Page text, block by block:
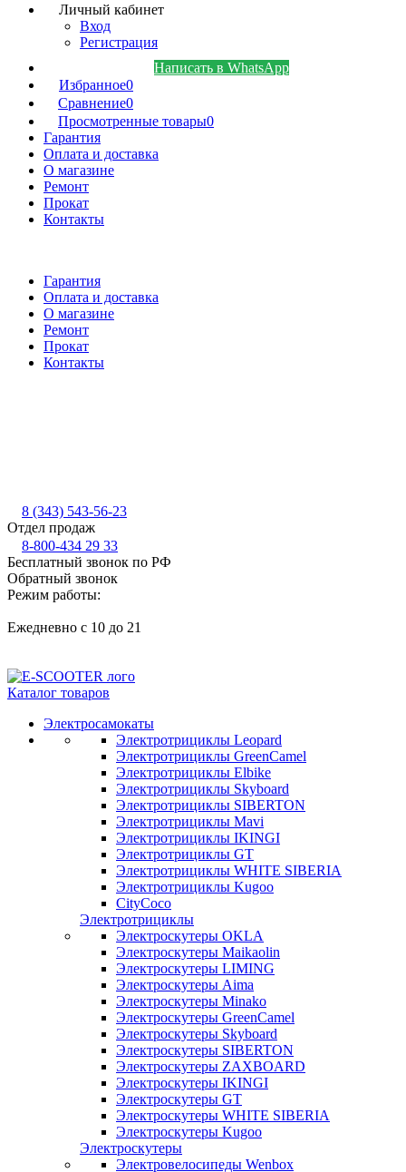
Личный кабинет
Вход
Регистрация
Написать в WhatsApp
Избранное0
Сравнение0
Просмотренные товары0
Гарантия
Оплата и доставка
О магазине
Ремонт
Прокат
Контакты
Гарантия
Оплата и доставка
О магазине
Ремонт
Прокат
Контакты
8 (343) 543-56-23
Отдел продаж
8-800-434 29 33
Бесплатный звонок по РФ
Обратный звонок
Режим работы:
Ежедневно с 10 до 21
Каталог товаров
Электросамокаты
Электротрициклы Leopard
Электротрициклы GreenCamel
Электротрициклы Elbike
Электротрициклы Skyboard
Электротрициклы SIBERTON
Электротрициклы Mavi
Электротрициклы IKINGI
Электротрициклы GT
Электротрициклы WHITE SIBERIA
Электротрициклы Kugoo
CityCoco
Электротрициклы
Электроскутеры OKLA
Электроскутеры Maikaolin
Электроскутеры LIMING
Электроскутеры Aima
Электроскутеры Minako
Электроскутеры GreenCamel
Электроскутеры Skyboard
Электроскутеры SIBERTON
Электроскутеры ZAXBOARD
Электроскутеры IKINGI
Электроскутеры GT
Электроскутеры WHITE SIBERIA
Электроскутеры Kugoo
Электроскутеры
Электровелосипеды Wenbox